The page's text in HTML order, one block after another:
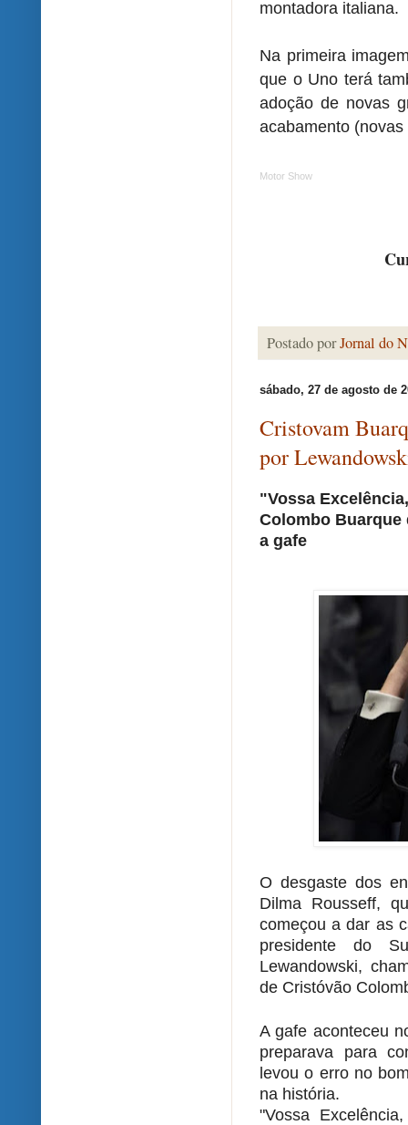
montadora italiana.
Na primeira
que o Uno terá
adoção de novas
acabamento
Motor Show
Postado porJornal do
sábado, 27 de agosto de
Cristovam
por
"Vossa
Colombo
a gafe
O desgaste dos
Dilma Rousseff,
começou a dar as
presidente do
Lewandowski,
de Cristóvão
A gafe aconteceu
preparava para
levou o erro no
na história.
"Vossa